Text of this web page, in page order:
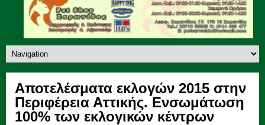
Αποτελέσματα εκλογών 2015 στην
Περιφέρεια Αττικής. Ενσωμάτωση
100% των εκλογικών κέντρων